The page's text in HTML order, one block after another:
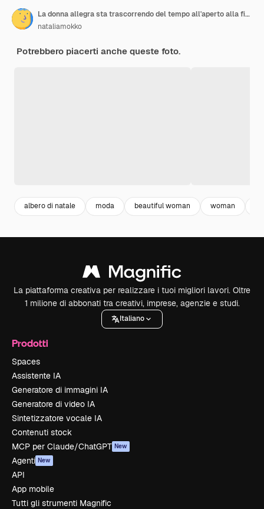
La donna allegra sta trascorrendo del tempo all'aperto alla fiera di natale scegliendo un albero di natale
nataliamokko
Potrebbero piacerti anche queste foto.
albero di natale moda beautiful woman woman
La piattaforma creativa per realizzare i tuoi migliori lavori. Oltre
1 milione di abbonati tra creativi, imprese, agenzie e studi.
Italiano
Prodotti
Spaces
Assistente IA
Generatore di immagini IA
Generatore di video IA
Sintetizzatore vocale IA
Contenuti stock
MCP per Claude/ChatGPT New
Agenti New
API
App mobile
Tutti gli strumenti Magnific